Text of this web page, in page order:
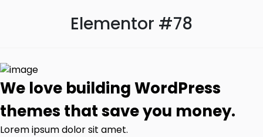
Elementor #78
We love building WordPress
themes that save you money.
Lorem ipsum dolor sit amet.